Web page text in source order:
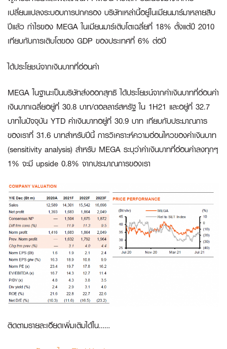
เปลี่ยนแปลงระบอบการปกครอง บริษัทเหล่านี้อยู่ในเมียนมาร์มาหลายสิบ
ปีแล้ว กำไรของ MEGA ในเมียนมาร์เติบโตเฉลี่ยที่ 18% ตั้งแต่ปี 2010
เทียบกับการเติบโตของ GDP ของประเทศที่ 6% ต่อปี
ได้ประโยชน์จากเงินบาทที่อ่อนค่า
MEGA ในฐานะเป็นบริษัทส่งออกสุทธิ ได้ประโยชน์จากค่าเงินบาทที่อ่อนค่า
เงินบาทเฉลี่ยอยู่ที่ 30.8 บาท/ดอลลาร์สหรัฐ ใน 1H21 และอยู่ที่ 32.7
บาทในปัจจุบัน YTD ค่าเงินบาทอยู่ที่ 30.9 บาท เทียบกับประมาณการ
ของเราที่ 31.6 บาทสำหรับปีนี้ การวิเคราะห์ความอ่อนไหวของค่าเงินบาท
(sensitivity analysis) สำหรับ MEGA ระบุว่าค่าเงินบาทที่อ่อนค่าลงทุกๆ
1% จะมี upside 0.8% จากประมาณการของเรา
ติดตามรายละเอียดเพิ่มเติมได้ใน……